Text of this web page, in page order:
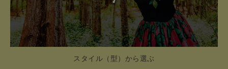
スタイル（型）から選ぶ